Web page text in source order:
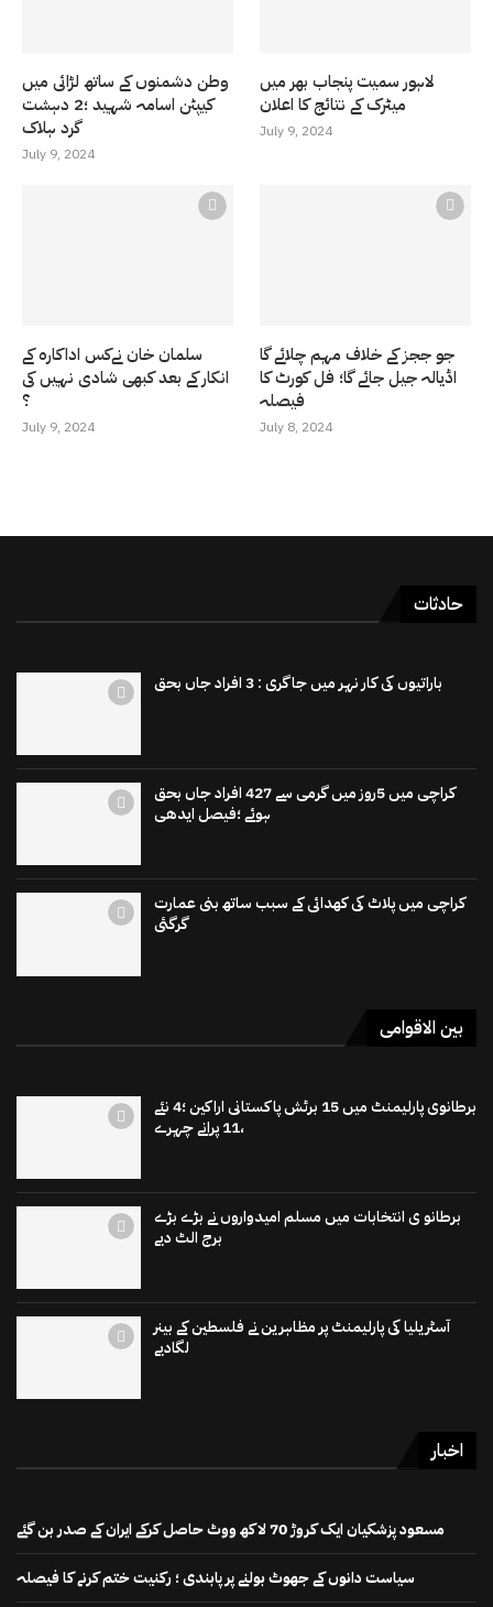
وطن دشمنوں کے ساتھ لڑائی میں
کیپٹن اسامہ شہید ؛2 دہشت
گرد ہلاک
July 9, 2024
لاہور سمیت پنجاب بھر میں
میٹرک کے نتائج کا اعلان
July 9, 2024
سلمان خان نےکس اداکارہ کے
انکار کے بعد کبھی شادی نہیں کی
؟
July 9, 2024
جو ججز کے خلاف مہم چلائے گا
اڈیالہ جیل جائے گا؛ فل کورٹ کا
فیصلہ
July 8, 2024
حادثات
باراتیوں کی کار نہر میں جاگری : 3 افراد جاں بحق
کراچی میں 5روز میں گرمی سے 427 افراد جاں بحق
ہوئے ؛فیصل ایدھی
کراچی میں پلاٹ کی کھدائی کے سبب ساتھ بنی عمارت
گرگئی
بین الاقوامی
برطانوی پارلیمنٹ میں 15 برٹش پاکستانی اراکین ؛4 نئے
،11 پرانے چہرے
برطانو ی انتخابات میں مسلم امیدواروں نے بڑے بڑے
برج الٹ دیے
آسٹریلیا کی پارلیمنٹ پر مظاہرین نے فلسطین کے بینر
لگادیے
اخبار
مسعود پزشکیان ایک کروڑ 70 لاکھ ووٹ حاصل کرکے ایران کے صدر بن گئے
سیاست دانوں کے جھوٹ بولنے پر پابندی ؛ رکنیت ختم کرنے کا فیصلہ